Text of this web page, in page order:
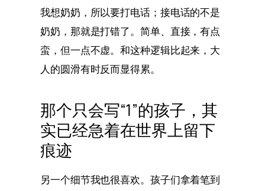
我想奶奶，所以要打电话；接电话的不是
奶奶，那就是打错了。简单、直接，有点
蛮，但一点不虚。和这种逻辑比起来，大
人的圆滑有时反而显得累。
那个只会写“1”的孩子，其
实已经急着在世界上留下
痕迹
另一个细节我也很喜欢。孩子们拿着笔到